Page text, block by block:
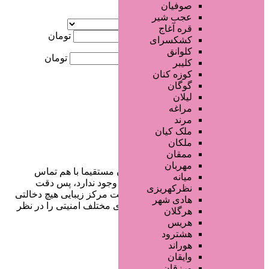
صوفیان
عجب شیر
قره آغاج
کشکسرای
کلوانق
کلیبر
کوزه کنان
گوگان
لیلان
مراغه
مرند
ملک کیان
ملکان
ممقان
مهربان
میانه
نظرکهریزی
هادی شهر
هرگلان
هریس
هشترود
هوراند
وایقان
کمترین قیمت
تومان
بیشترین قیمت تومان
در سایت تبلیغاتی مرکز زیبایی کاربران مستقیما با هم تماس
می‌گیرند و هیچ واسطه‌ای در این میان وجود ندارد، پس دقت
فرمایید که در خرید و فروشِ شما سایت مرکز زیبایی هیچ دخالتی
نداشته و کاربران باید خودشان جنبه‌های مختلف امنیتی را در نظر
دسترسی سریع